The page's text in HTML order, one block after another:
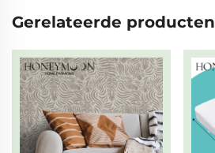
Gerelateerde producten